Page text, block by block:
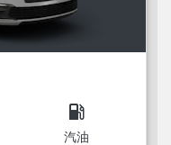
local_gas_station
汽油